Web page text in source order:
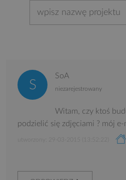
SoA
niezarejestrowany
Witam, czy ktoś
podzielić się zdjęciami ? mój e-
utworzony: 29-03-2015 (13:52:22)